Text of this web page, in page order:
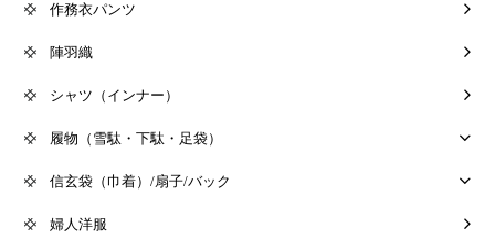
作務衣パンツ
陣羽織
シャツ（インナー）
履物（雪駄・下駄・足袋）
信玄袋（巾着）/扇子/バック
婦人洋服